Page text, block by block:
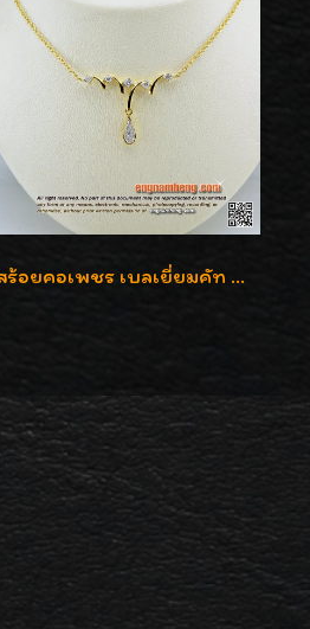
สร้อยคอเพชร เบลเยี่ยมคัท น้ำ 98% F-Color/VVS รูปแบบหวานใส่สวยดูดีน่ารักสุดๆค่ะ